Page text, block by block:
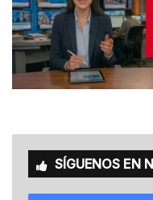
SÍGUENOS EN